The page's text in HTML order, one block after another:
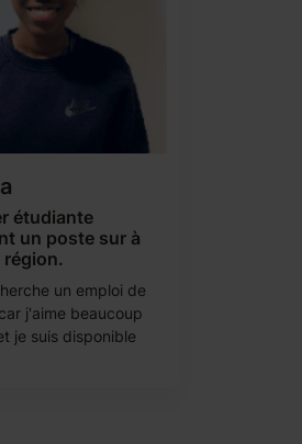
étudiante
un poste sur à
région.
un emploi de
j'aime beaucoup
je suis disponible